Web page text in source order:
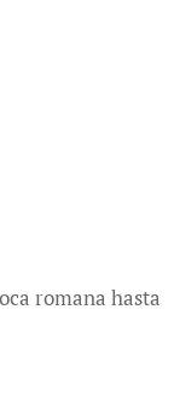
romana hasta